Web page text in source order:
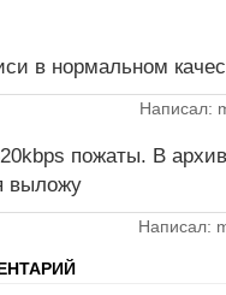
в нормальном
Написал:
пожаты. В
выложу
Написал: